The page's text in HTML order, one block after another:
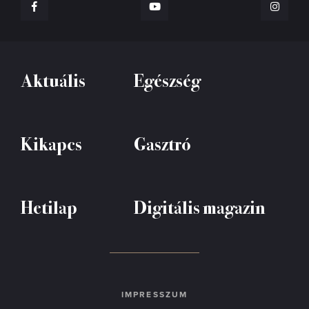
Aktuális Egészség
Kikapcs Gasztró
Hetilap Digitális magazin
IMPRESSZUM